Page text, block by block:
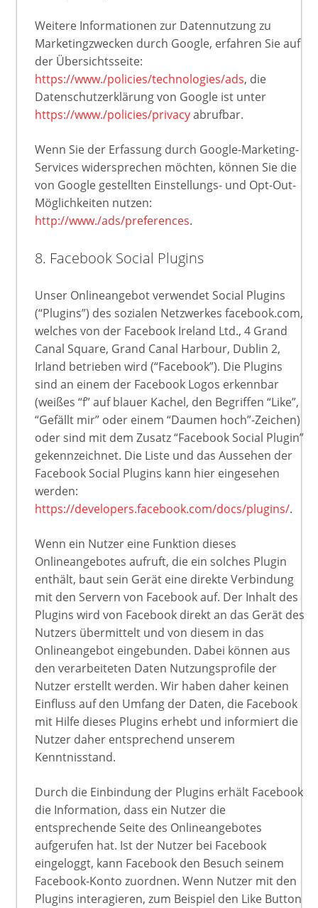
Weitere Informationen zur Datennutzung zu
Marketingzwecken durch Google, erfahren Sie auf
der Übersichtsseite:
https://www./policies/technologies/ads, die
Datenschutzerklärung von Google ist unter
https://www./policies/privacyabrufbar.
Wenn Sie der Erfassung durch Google-Marketing-
Services widersprechen möchten, können Sie die
von Google gestellten Einstellungs- und Opt-Out-
Möglichkeiten nutzen:
http://www./ads/preferences.
8. Facebook Social Plugins
Unser Onlineangebot verwendet Social Plugins
(“Plugins”) des sozialen Netzwerkes facebook.com,
welches von der Facebook Ireland Ltd., 4 Grand
Canal Square, Grand Canal Harbour, Dublin 2,
Irland betrieben wird (“Facebook”). Die Plugins
sind an einem der Facebook Logos erkennbar
(weißes “f” auf blauer Kachel, den Begriffen “Like”,
“Gefällt mir” oder einem “Daumen hoch”-Zeichen)
oder sind mit dem Zusatz “Facebook Social Plugin”
gekennzeichnet. Die Liste und das Aussehen der
Facebook Social Plugins kann hier eingesehen
werden:
https://developers.facebook.com/docs/plugins/.
Wenn ein Nutzer eine Funktion dieses
Onlineangebotes aufruft, die ein solches Plugin
enthält, baut sein Gerät eine direkte Verbindung
mit den Servern von Facebook auf. Der Inhalt des
Plugins wird von Facebook direkt an das Gerät des
Nutzers übermittelt und von diesem in das
Onlineangebot eingebunden. Dabei können aus
den verarbeiteten Daten Nutzungsprofile der
Nutzer erstellt werden. Wir haben daher keinen
Einfluss auf den Umfang der Daten, die Facebook
mit Hilfe dieses Plugins erhebt und informiert die
Nutzer daher entsprechend unserem
Kenntnisstand.
Durch die Einbindung der Plugins erhält Facebook
die Information, dass ein Nutzer die
entsprechende Seite des Onlineangebotes
aufgerufen hat. Ist der Nutzer bei Facebook
eingeloggt, kann Facebook den Besuch seinem
Facebook-Konto zuordnen. Wenn Nutzer mit den
Plugins interagieren, zum Beispiel den Like Button